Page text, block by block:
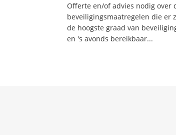
Offerte en/of advies nodig over
beveiligingsmaatregelen die er
de hoogste graad van
en 's avonds bereikbaar...